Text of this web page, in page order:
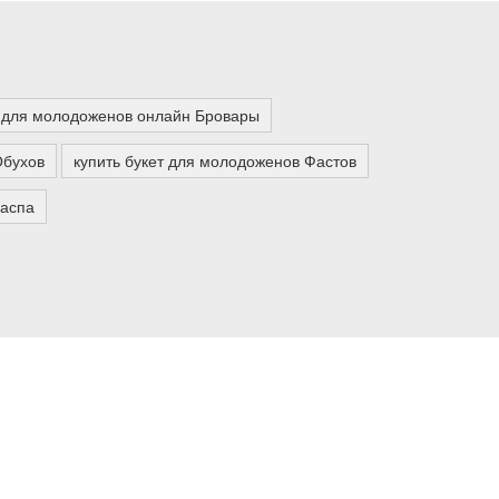
для молодоженов онлайн Бровары
купить букет для молодоженов Фастов